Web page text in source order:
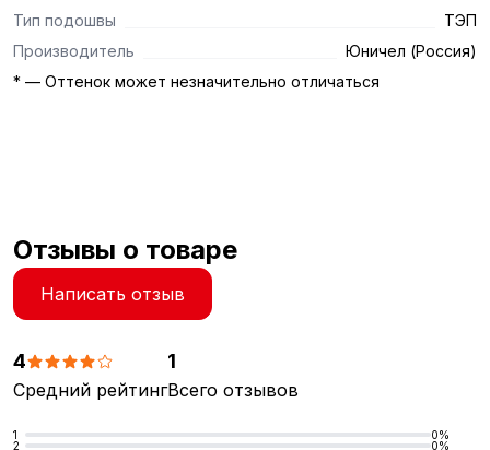
Тип подошвы
ТЭП
Производитель
Юничел (Россия)
* — Оттенок может незначительно отличаться
Отзывы о товаре
Написать отзыв
4
Средний рейтинг
1
Всего отзывов
1
0%
2
0%